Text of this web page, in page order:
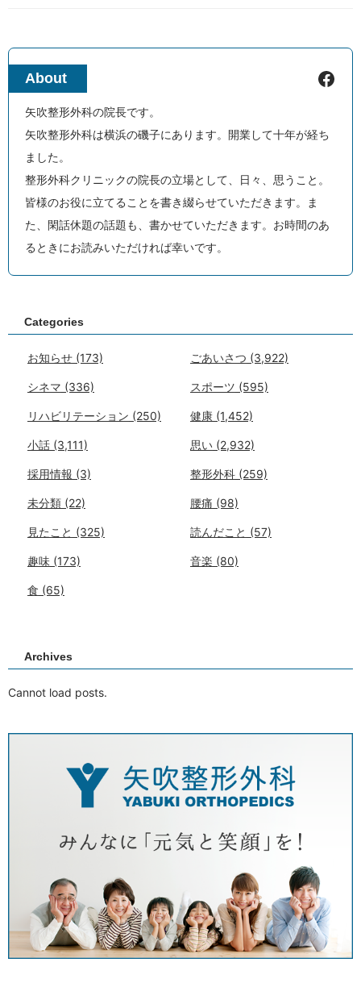
About Facebook
矢吹整形外科の院長です。
矢吹整形外科は横浜の磯子にあります。開業して十年が経ち
ました。
整形外科クリニックの院長の立場として、日々、思うこと。
皆様のお役に立てることを書き綴らせていただきます。ま
た、閑話休題の話題も、書かせていただきます。お時間のあ
るときにお読みいただければ幸いです。
Categories
お知らせ (173) ごあいさつ (3,922)
シネマ (336) スポーツ (595)
リハビリテーション (250) 健康 (1,452)
小話 (3,111) 思い (2,932)
採用情報 (3) 整形外科 (259)
未分類 (22) 腰痛 (98)
見たこと (325) 読んだこと (57)
趣味 (173) 音楽 (80)
食 (65)
Archives
Cannot load posts.